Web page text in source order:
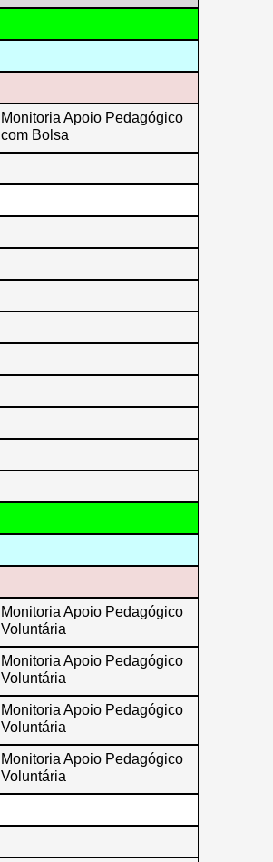
Monitoria Apoio Pedagógico
com Bolsa
Monitoria Apoio Pedagógico
Voluntária
Monitoria Apoio Pedagógico
Voluntária
Monitoria Apoio Pedagógico
Voluntária
Monitoria Apoio Pedagógico
Voluntária